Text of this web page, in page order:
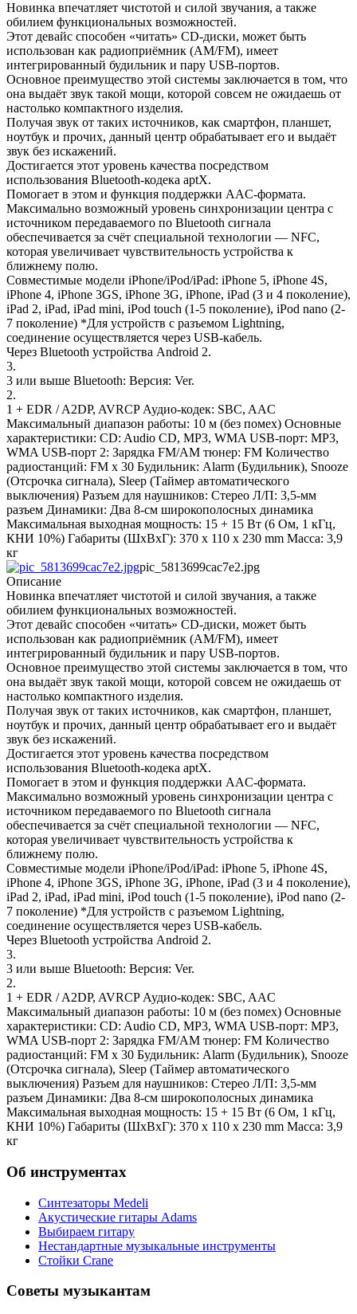
Новинка впечатляет чистотой и силой звучания, а также
обилием функциональных возможностей.
Этот девайс способен «читать» CD-диски, может быть
использован как радиоприёмник (AM/FM), имеет
интегрированный будильник и пару USB-портов.
Основное преимущество этой системы заключается в том, что
она выдаёт звук такой мощи, которой совсем не ожидаешь от
настолько компактного изделия.
Получая звук от таких источников, как смартфон, планшет,
ноутбук и прочих, данный центр обрабатывает его и выдаёт
звук без искажений.
Достигается этот уровень качества посредством
использования Bluetooth-кодека aptX.
Помогает в этом и функция поддержки AAC-формата.
Максимально возможный уровень синхронизации центра с
источником передаваемого по Bluetooth сигнала
обеспечивается за счёт специальной технологии — NFC,
которая увеличивает чувствительность устройства к
ближнему полю.
Совместимые модели iPhone/iPod/iPad: iPhone 5, iPhone 4S,
iPhone 4, iPhone 3GS, iPhone 3G, iPhone, iPad (3 и 4 поколение),
iPad 2, iPad, iPad mini, iPod touch (1-5 поколение), iPod nano (2-
7 поколение) *Для устройств с разъемом Lightning,
соединение осуществляется через USB-кабель.
Через Bluetooth устройства Android 2.
3.
3 или выше Bluetooth: Версия: Ver.
2.
1 + EDR / A2DP, AVRCP Аудио-кодек: SBC, AAC
Максимальный диапазон работы: 10 м (без помех) Основные
характеристики: CD: Audio CD, MP3, WMA USB-порт: MP3,
WMA USB-порт 2: Зарядка FM/AM тюнер: FM Количество
радиостанций: FM x 30 Будильник: Alarm (Будильник), Snooze
(Отсрочка сигнала), Sleep (Таймер автоматического
выключения) Разъем для наушников: Стерео Л/П: 3,5-мм
разъем Динамики: Два 8-см широкополосных динамика
Максимальная выходная мощность: 15 + 15 Вт (6 Ом, 1 кГц,
КНИ 10%) Габариты (ШхВхГ): 370 x 110 x 230 mm Масса: 3,9
кг
pic_5813699cac7e2.jpg
Описание
Новинка впечатляет чистотой и силой звучания, а также
обилием функциональных возможностей.
Этот девайс способен «читать» CD-диски, может быть
использован как радиоприёмник (AM/FM), имеет
интегрированный будильник и пару USB-портов.
Основное преимущество этой системы заключается в том, что
она выдаёт звук такой мощи, которой совсем не ожидаешь от
настолько компактного изделия.
Получая звук от таких источников, как смартфон, планшет,
ноутбук и прочих, данный центр обрабатывает его и выдаёт
звук без искажений.
Достигается этот уровень качества посредством
использования Bluetooth-кодека aptX.
Помогает в этом и функция поддержки AAC-формата.
Максимально возможный уровень синхронизации центра с
источником передаваемого по Bluetooth сигнала
обеспечивается за счёт специальной технологии — NFC,
которая увеличивает чувствительность устройства к
ближнему полю.
Совместимые модели iPhone/iPod/iPad: iPhone 5, iPhone 4S,
iPhone 4, iPhone 3GS, iPhone 3G, iPhone, iPad (3 и 4 поколение),
iPad 2, iPad, iPad mini, iPod touch (1-5 поколение), iPod nano (2-
7 поколение) *Для устройств с разъемом Lightning,
соединение осуществляется через USB-кабель.
Через Bluetooth устройства Android 2.
3.
3 или выше Bluetooth: Версия: Ver.
2.
1 + EDR / A2DP, AVRCP Аудио-кодек: SBC, AAC
Максимальный диапазон работы: 10 м (без помех) Основные
характеристики: CD: Audio CD, MP3, WMA USB-порт: MP3,
WMA USB-порт 2: Зарядка FM/AM тюнер: FM Количество
радиостанций: FM x 30 Будильник: Alarm (Будильник), Snooze
(Отсрочка сигнала), Sleep (Таймер автоматического
выключения) Разъем для наушников: Стерео Л/П: 3,5-мм
разъем Динамики: Два 8-см широкополосных динамика
Максимальная выходная мощность: 15 + 15 Вт (6 Ом, 1 кГц,
КНИ 10%) Габариты (ШхВхГ): 370 x 110 x 230 mm Масса: 3,9
кг
Об инструментах
Синтезаторы Мedeli
Акустические гитары Adams
Выбираем гитару
Нестандартные музыкальные инструменты
Стойки Crane
Советы музыкантам